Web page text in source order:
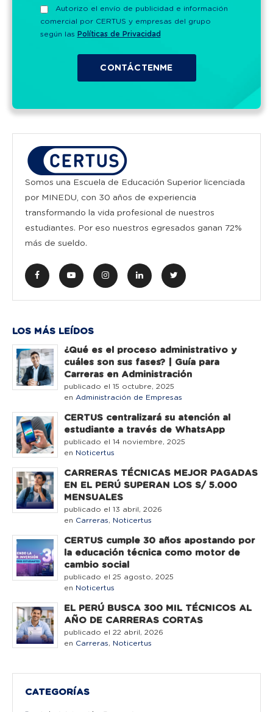
Autorizo el envío de publicidad e información
comercial por CERTUS y empresas del grupo
según las Políticas de Privacidad
Somos una Escuela de Educación Superior licenciada
por MINEDU, con 30 años de experiencia
transformando la vida profesional de nuestros
estudiantes. Por eso nuestros egresados ganan 72%
más de sueldo.
LOS MÁS LEÍDOS
¿Qué es el proceso administrativo y
cuáles son sus fases? | Guía para
Carreras en Administración
publicado el 15 octubre, 2025
en Administración de Empresas
CERTUS centralizará su atención al
estudiante a través de WhatsApp
publicado el 14 noviembre, 2025
en Noticertus
CARRERAS TÉCNICAS MEJOR PAGADAS
EN EL PERÚ SUPERAN LOS S/ 5.000
MENSUALES
publicado el 13 abril, 2026
en Carreras, Noticertus
CERTUS cumple 30 años apostando por
la educación técnica como motor de
cambio social
publicado el 25 agosto, 2025
en Noticertus
EL PERÚ BUSCA 300 MIL TÉCNICOS AL
AÑO DE CARRERAS CORTAS
publicado el 22 abril, 2026
en Carreras, Noticertus
CATEGORÍAS